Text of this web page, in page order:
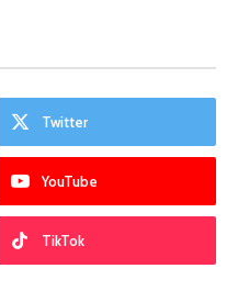
Twitter
YouTube
TikTok